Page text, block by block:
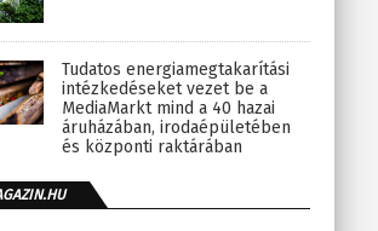
Tudatos energiamegtakarítási
intézkedéseket vezet be a
MediaMarkt mind a 40 hazai
áruházában, irodaépületében
és központi raktárában